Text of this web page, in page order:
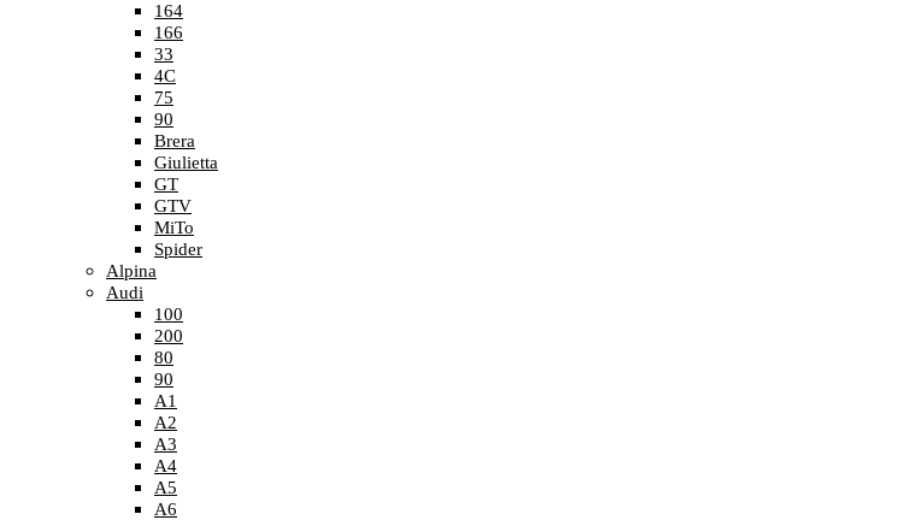
164
166
33
4C
75
90
Brera
Giulietta
GT
GTV
MiTo
Spider
Alpina
Audi
100
200
80
90
A1
A2
A3
A4
A5
A6